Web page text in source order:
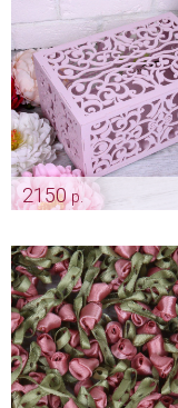
2150р.
Арт: sun_0174_пеп.роза